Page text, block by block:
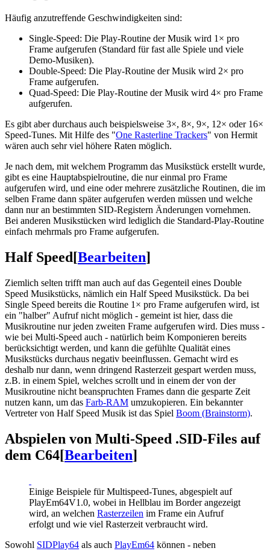
Häufig anzutreffende Geschwindigkeiten sind:
Single-Speed: Die Play-Routine der Musik wird 1× pro
Frame aufgerufen (Standard für fast alle Spiele und viele
Demo-Musiken).
Double-Speed: Die Play-Routine der Musik wird 2× pro
Frame aufgerufen.
Quad-Speed: Die Play-Routine der Musik wird 4× pro Frame
aufgerufen.
Es gibt aber durchaus auch beispielsweise 3×, 8×, 9×, 12× oder 16×
Speed-Tunes. Mit Hilfe des "One Rasterline Trackers" von Hermit
wären auch sehr viel höhere Raten möglich.
Je nach dem, mit welchem Programm das Musikstück erstellt wurde,
gibt es eine Hauptabspielroutine, die nur einmal pro Frame
aufgerufen wird, und eine oder mehrere zusätzliche Routinen, die im
selben Frame dann später aufgerufen werden müssen und welche
dann nur an bestimmten SID-Registern Änderungen vornehmen.
Bei anderen Musikstücken wird lediglich die Standard-Play-Routine
einfach mehrmals pro Frame aufgerufen.
Half Speed[Bearbeiten]
Ziemlich selten trifft man auch auf das Gegenteil eines Double
Speed Musikstücks, nämlich ein Half Speed Musikstück. Da bei
Single Speed bereits die Routine 1× pro Frame aufgerufen wird, ist
ein "halber" Aufruf nicht möglich - gemeint ist hier, dass die
Musikroutine nur jeden zweiten Frame aufgerufen wird. Dies muss -
wie bei Multi-Speed auch - natürlich beim Komponieren bereits
berücksichtigt werden, und kann die gefühlte Qualität eines
Musikstücks durchaus negativ beeinflussen. Gemacht wird es
deshalb nur dann, wenn dringend Rasterzeit gespart werden muss,
z.B. in einem Spiel, welches scrollt und in einem der von der
Musikroutine nicht beanspruchten Frames dann die gesparte Zeit
nutzen kann, um das Farb-RAM umzukopieren. Ein bekannter
Vertreter von Half Speed Musik ist das Spiel Boom (Brainstorm).
Abspielen von Multi-Speed .SID-Files auf
dem C64[Bearbeiten]
Einige Beispiele für Multispeed-Tunes, abgespielt auf
PlayEm64V1.0, wobei in Hellblau im Border angezeigt
wird, an welchen Rasterzeilen im Frame ein Aufruf
erfolgt und wie viel Rasterzeit verbraucht wird.
Sowohl SIDPlay64 als auch PlayEm64 können - neben